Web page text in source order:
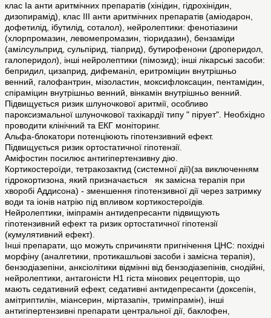
клас Іа анти аритмічних препаратів (хінідин, гідрохінідин,
дизопирамід), клас ІІІ анти аритмічних препаратів (аміодарон,
дофетилід, ібутилід, соталол), нейролептики: фенотіазини
(хлорпромазин, левомепромазин, тіоридазин), бензаміди
(амілсульприд, сульпірид, тіаприд), бутирофенони (дроперидол,
галоперидол), інші нейролептики (пімозид); інші лікарські засоби:
бепридил, цизаприд, дифеманіл, еритроміцин внутрішньо
венний, галофантрин, мізоластин, моксифлоксацин, пентамідин,
спіраміцин внутрішньо венний, вінкамін внутрішньо венний.
Підвищується ризик шлуночкової аритмії, особливо
пароксизмальної шлуночкової тахікардії типу " пірует". Необхідно
проводити клінічний та ЕКГ моніторинг.
Альфа-блокатори потенціюють гіпотензивний ефект.
Підвищується ризик ортостатичної гіпотензії.
Аміфостин посилює антигіпертензивну дію.
Кортикостероїди, тетракозактид (системної дії)(за виключенням
гідрокортизона, який призначається як замісна терапія при
хворобі Аддисона) - зменшення гіпотензивної дії через затримку
води та іонів натрію під впливом кортикостероїдів.
Нейролептики, іміпрамін антидепресанти підвищують
гіпотензивний ефект та ризик ортостатичної гіпотензії
(кумулятивний ефект).
Інші препарати, що можуть спричиняти пригнічення ЦНС: похідні
морфіну (аналгетики, протикашльові засоби і замісна терапія),
бензодіазепіни, анксіолітики відмінні від бензодіазепінів, снодійні,
нейролептики, антагоністи H1 гіста мінових рецепторів, що
мають седативний ефект, седативні антидепресанти (доксепін,
амітриптилін, міансерин, міртазапін, триміпрамін), інші
антигіпертензивні препарати центральної дії, баклофен,